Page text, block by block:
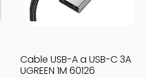
Cable USB-A a USB-C 3A
UGREEN 1M 60126